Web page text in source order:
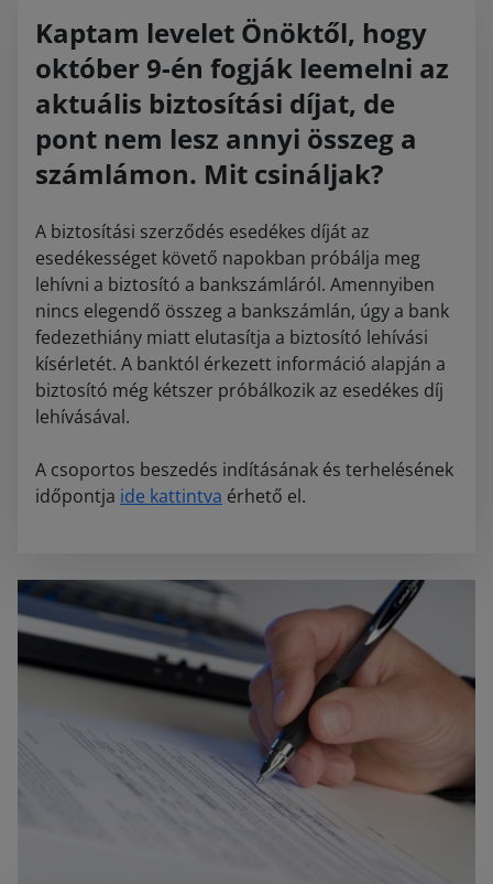
Kaptam levelet Önöktől, hogy
október 9-én fogják leemelni az
aktuális biztosítási díjat, de
pont nem lesz annyi összeg a
számlámon. Mit csináljak?
A biztosítási szerződés esedékes díját az
esedékességet követő napokban próbálja meg
lehívni a biztosító a bankszámláról. Amennyiben
nincs elegendő összeg a bankszámlán, úgy a bank
fedezethiány miatt elutasítja a biztosító lehívási
kísérletét. A banktól érkezett információ alapján a
biztosító még kétszer próbálkozik az esedékes díj
lehívásával.
A csoportos beszedés indításának és terhelésének
időpontja ide kattintva érhető el.